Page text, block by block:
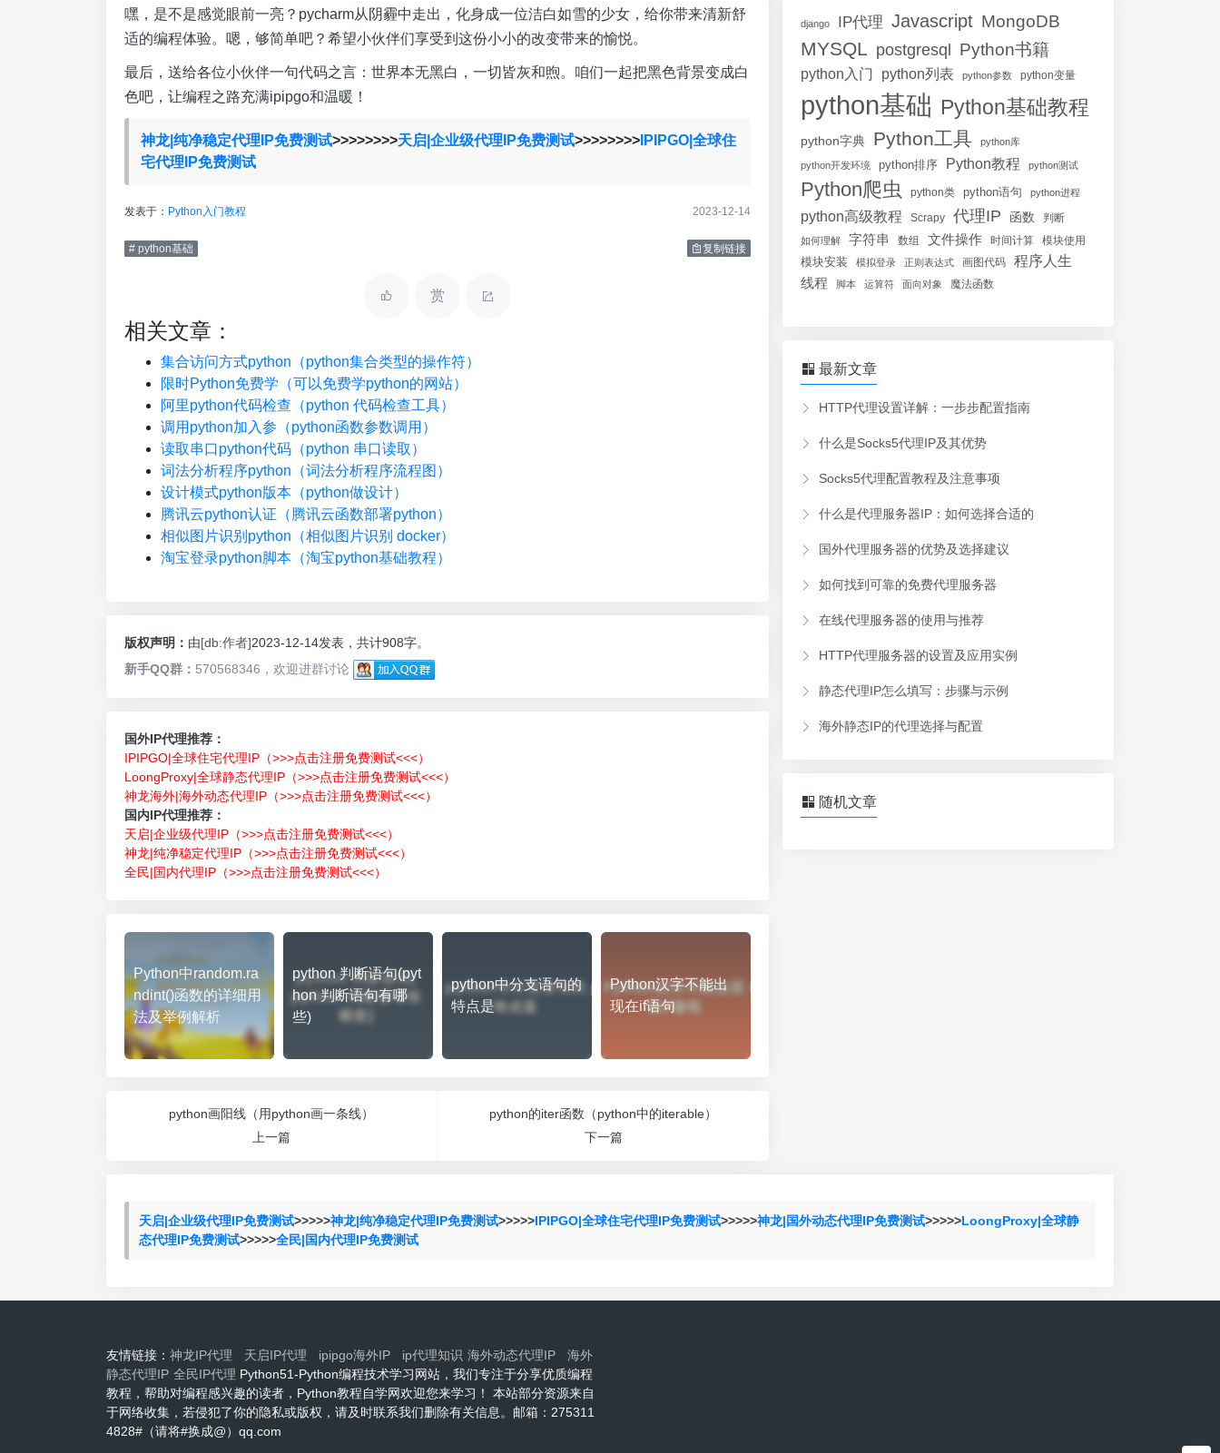
嘿，是不是感觉眼前一亮？pycharm从阴霾中走出，化身成一位洁白如雪的少女，给你带来清新舒
适的编程体验。嗯，够简单吧？希望小伙伴们享受到这份小小的改变带来的愉悦。
最后，送给各位小伙伴一句代码之言：世界本无黑白，一切皆灰和煦。咱们一起把黑色背景变成白
色吧，让编程之路充满ipipgo和温暖！
神龙|纯净稳定代理IP免费测试>>>>>>>>天启|企业级代理IP免费测试>>>>>>>>IPIPGO|全球住
宅代理IP免费测试
发表于： Python入门教程 2023-12-14
# python基础 复制链接
赏
相关文章：
集合访问方式python（python集合类型的操作符）
限时Python免费学（可以免费学python的网站）
阿里python代码检查（python 代码检查工具）
调用python加入参（python函数参数调用）
读取串口python代码（python 串口读取）
词法分析程序python（词法分析程序流程图）
设计模式python版本（python做设计）
腾讯云python认证（腾讯云函数部署python）
相似图片识别python（相似图片识别 docker）
淘宝登录python脚本（淘宝python基础教程）
版权声明： 由[db:作者]2023-12-14发表，共计908字。
新手QQ群： 570568346，欢迎进群讨论
国外IP代理推荐：
IPIPGO|全球住宅代理IP（>>>点击注册免费测试<<<）
LoongProxy|全球静态代理IP（>>>点击注册免费测试<<<）
神龙海外|海外动态代理IP（>>>点击注册免费测试<<<）
国内IP代理推荐：
天启|企业级代理IP（>>>点击注册免费测试<<<）
神龙|纯净稳定代理IP（>>>点击注册免费测试<<<）
全民|国内代理IP（>>>点击注册免费测试<<<）
Python中random.ra
ndint()函数的详细用
法及举例解析
python 判断语句(pyt
hon 判断语句有哪
些)
python中分支语句的
特点是
Python汉字不能出
现在if语句
python画阳线（用python画一条线）
上一篇
python的iter函数（python中的iterable）
下一篇
django IP代理 Javascript MongoDB
MYSQL postgresql Python书籍
python入门 python列表 python参数 python变量
python基础 Python基础教程
python字典 Python工具 python库
python开发环境 python排序 Python教程 python测试
Python爬虫 python类 python语句 python进程
python高级教程 Scrapy 代理IP 函数 判断
如何理解 字符串 数组 文件操作 时间计算 模块使用
模块安装 模拟登录 正则表达式 画图代码 程序人生
线程 脚本 运算符 面向对象 魔法函数
最新文章
HTTP代理设置详解：一步步配置指南
什么是Socks5代理IP及其优势
Socks5代理配置教程及注意事项
什么是代理服务器IP：如何选择合适的
国外代理服务器的优势及选择建议
如何找到可靠的免费代理服务器
在线代理服务器的使用与推荐
HTTP代理服务器的设置及应用实例
静态代理IP怎么填写：步骤与示例
海外静态IP的代理选择与配置
随机文章
天启|企业级代理IP免费测试>>>>>神龙|纯净稳定代理IP免费测试>>>>>IPIPGO|全球住宅代理IP免费测试>>>>>神龙|国外动态代理IP免费测试>>>>>LoongProxy|全球静
态代理IP免费测试>>>>>全民|国内代理IP免费测试
友情链接： 神龙IP代理 天启IP代理 ipipgo海外IP ip代理知识 海外动态代理IP
海外
静态代理IP 全民IP代理 Python51-Python编程技术学习网站，我们专注于分享优质编程
教程，帮助对编程感兴趣的读者，Python教程自学网欢迎您来学习！ 本站部分资源来自
于网络收集，若侵犯了你的隐私或版权，请及时联系我们删除有关信息。邮箱：275311
4828#（请将#换成@）qq.com